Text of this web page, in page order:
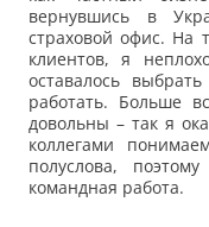
вернувшись в
страховой офис. На
клиентов, я
оставалось
работать. Больше
довольны – так я
коллегами
полуслова,
командная работа.